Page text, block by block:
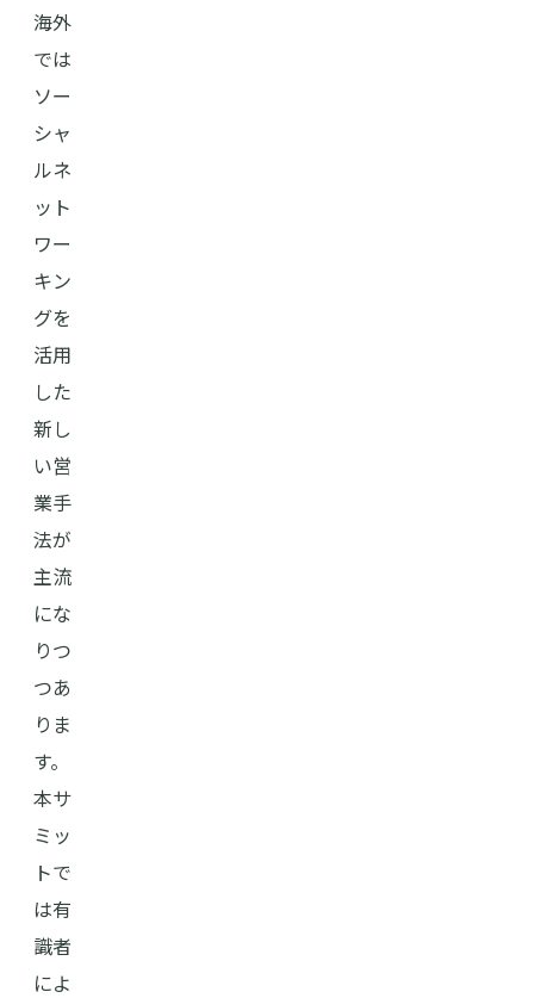
海外
では
ソー
シャ
ルネ
ット
ワー
キン
グを
活用
した
新し
い営
業手
法が
主流
にな
りつ
つあ
りま
す。
本サ
ミッ
トで
は有
識者
によ